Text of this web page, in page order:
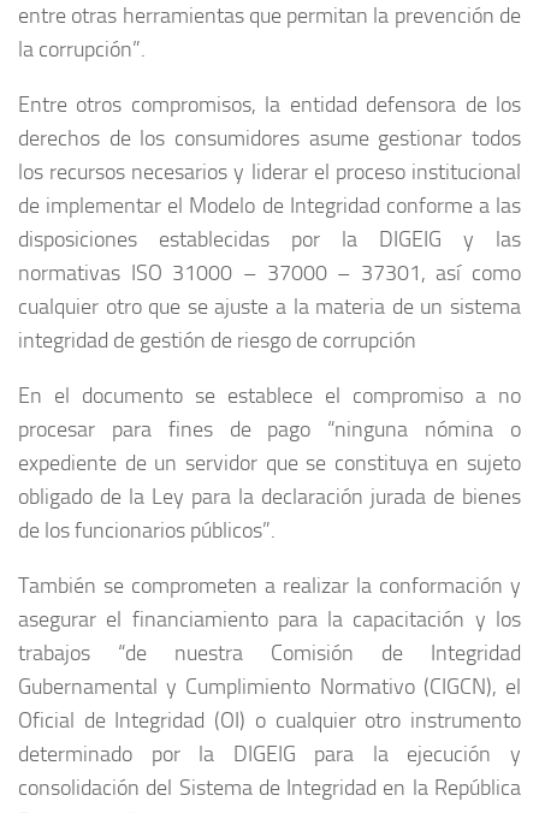
entre otras herramientas que permitan la prevención de
la corrupción”.
Entre otros compromisos, la entidad defensora de los
derechos de los consumidores asume gestionar todos
los recursos necesarios y liderar el proceso institucional
de implementar el Modelo de Integridad conforme a las
disposiciones establecidas por la DIGEIG y las
normativas ISO 31000 – 37000 – 37301, así como
cualquier otro que se ajuste a la materia de un sistema
integridad de gestión de riesgo de corrupción
En el documento se establece el compromiso a no
procesar para fines de pago “ninguna nómina o
expediente de un servidor que se constituya en sujeto
obligado de la Ley para la declaración jurada de bienes
de los funcionarios públicos”.
También se comprometen a realizar la conformación y
asegurar el financiamiento para la capacitación y los
trabajos “de nuestra Comisión de Integridad
Gubernamental y Cumplimiento Normativo (CIGCN), el
Oficial de Integridad (OI) o cualquier otro instrumento
determinado por la DIGEIG para la ejecución y
consolidación del Sistema de Integridad en la República